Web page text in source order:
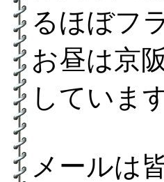
るほぼフ
お昼は京
していま
メールは